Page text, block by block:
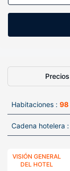
Precios
Habitaciones : 98
Cadena hotelera :
VISIÓN GENERAL
DEL HOTEL